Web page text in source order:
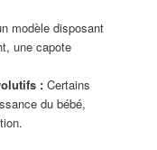
modèle disposant
une capote
:Certains
du bébé,